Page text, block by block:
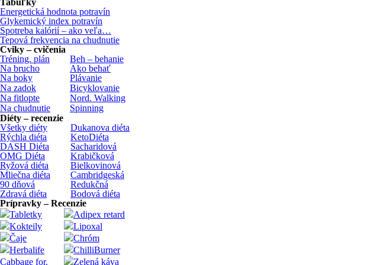
Tabuľky
Energetická hodnota potravín
Glykemický index potravín
Spotreba kalórií – ako veľa…
Tepová frekvencia na chudnutie
Cviky – cvičenia
Tréning. plán
Beh – behanie
Na brucho
Ako behať
Na boky
Plávanie
Na zadok
Bicyklovanie
Na fitlopte
Nord. Walking
Na chudnutie
Spinning
Diéty – recenzie
Všetky diéty
Dukanova diéta
Rýchla diéta
KetoDiéta
DASH Diéta
Sacharidová
OMG Diéta
Krabičková
Ryžová diéta
Bielkovinová
Mliečna diéta
Cambridgeská
90 dňová
Redukčná
Zdravá diéta
Bodová diéta
Prípravky – Recenzie
Tabletky
Adipex retard
Kokteily
Lipoxal
Čaje
Chróm
Herbalife
ChilliBurner
Cabbage for.
Zelená káva